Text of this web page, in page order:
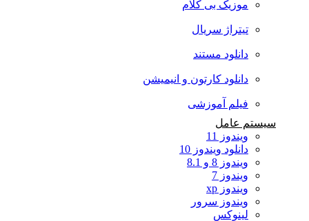
موزیک بی کلام
تیتراژ سریال
دانلود مستند
دانلود کارتون و انیمیشن
فیلم آموزشی
سیستم عامل
ویندوز 11
دانلود ویندوز 10
ویندوز 8 و 8.1
ویندوز 7
ویندوز xp
ویندوز سرور
لینوکس